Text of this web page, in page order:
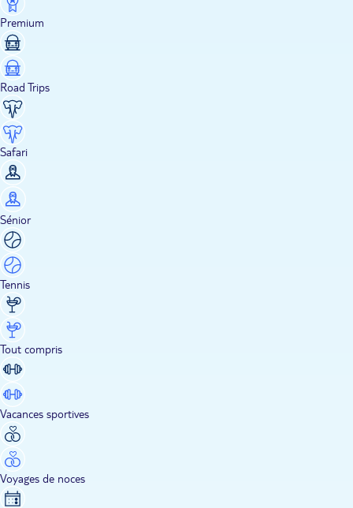
Premium
Road Trips
Safari
Sénior
Tennis
Tout compris
Vacances sportives
Voyages de noces